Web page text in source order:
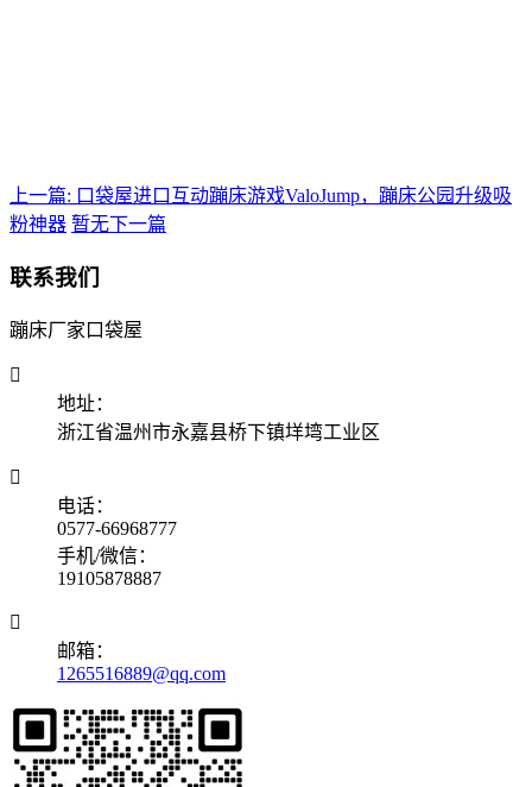
上一篇: 口袋屋进口互动蹦床游戏ValoJump，蹦床公园升级吸
粉神器 暂无下一篇
联系我们
蹦床厂家口袋屋

地址：
浙江省温州市永嘉县桥下镇垟塆工业区

电话：
0577-66968777
手机/微信：
19105878887

邮箱：
1265516889@qq.com